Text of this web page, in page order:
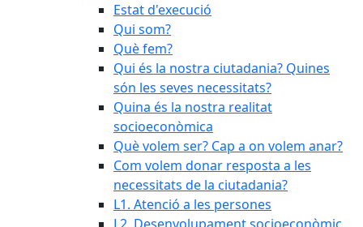
Estat d'execució
Qui som?
Què fem?
Qui és la nostra ciutadania? Quines
són les seves necessitats?
Quina és la nostra realitat
socioeconòmica
Què volem ser? Cap a on volem anar?
Com volem donar resposta a les
necessitats de la ciutadania?
L1. Atenció a les persones